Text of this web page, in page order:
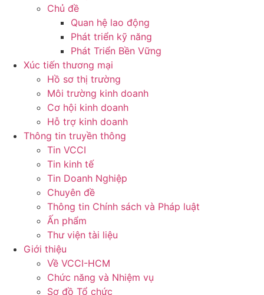
Chủ đề
Quan hệ lao động
Phát triển kỹ năng
Phát Triển Bền Vững
Xúc tiến thương mại
Hồ sơ thị trường
Môi trường kinh doanh
Cơ hội kinh doanh
Hỗ trợ kinh doanh
Thông tin truyền thông
Tin VCCI
Tin kinh tế
Tin Doanh Nghiệp
Chuyên đề
Thông tin Chính sách và Pháp luật
Ấn phẩm
Thư viện tài liệu
Giới thiệu
Về VCCI-HCM
Chức năng và Nhiệm vụ
Sơ đồ Tổ chức